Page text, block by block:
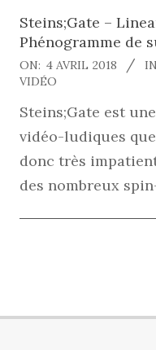
Steins;Gate –
Phénogramme de
2018-
04-
04
ON: 4 AVRIL 2018
VIDÉO
Steins;Gate est
vidéo-ludiques que
donc très
des nombreux